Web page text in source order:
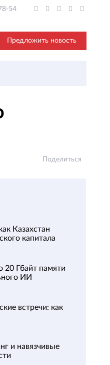
54
Предложить новость
Поделиться
Казахстан
капитала
20 Гбайт памяти
ИИ
встречи: как
и навязчивые